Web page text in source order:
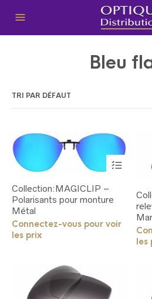
Bleu
Les
être
Collection:MAGICLIP –
Polarisants pour monture
Métal
Connectez-vous pour voir
les prix
les